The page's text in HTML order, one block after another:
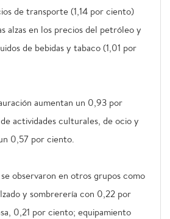
de transporte (1,14 por ciento)
alzas en los precios del petróleo y
de bebidas y tabaco (1,01 por
aumentan un 0,93 por
actividades culturales, de ocio y
0,57 por ciento.
observaron en otros grupos como
y sombrerería con 0,22 por
0,21 por ciento; equipamiento